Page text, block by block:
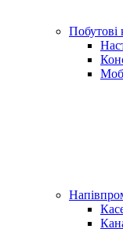
Побутові